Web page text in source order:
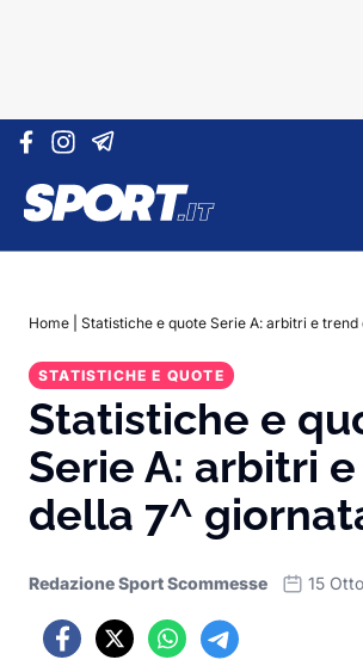
Vai al contenuto
Home Statistiche e quote Serie A: arbitri e trend
STATISTICHE E QUOTE
Statistiche e
Serie A: arbitri
della 7^
Redazione Sport Scommesse 15